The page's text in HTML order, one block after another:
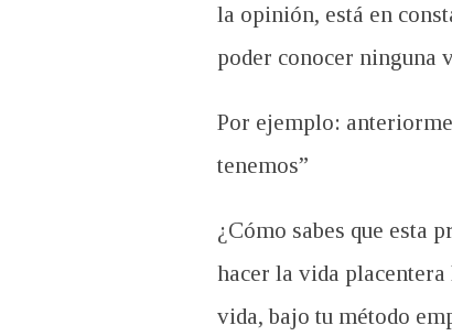
la opinión, está en
poder conocer ninguna
Por ejemplo:
tenemos”
¿Cómo sabes que esta
hacer la vida placentera
vida, bajo tu método